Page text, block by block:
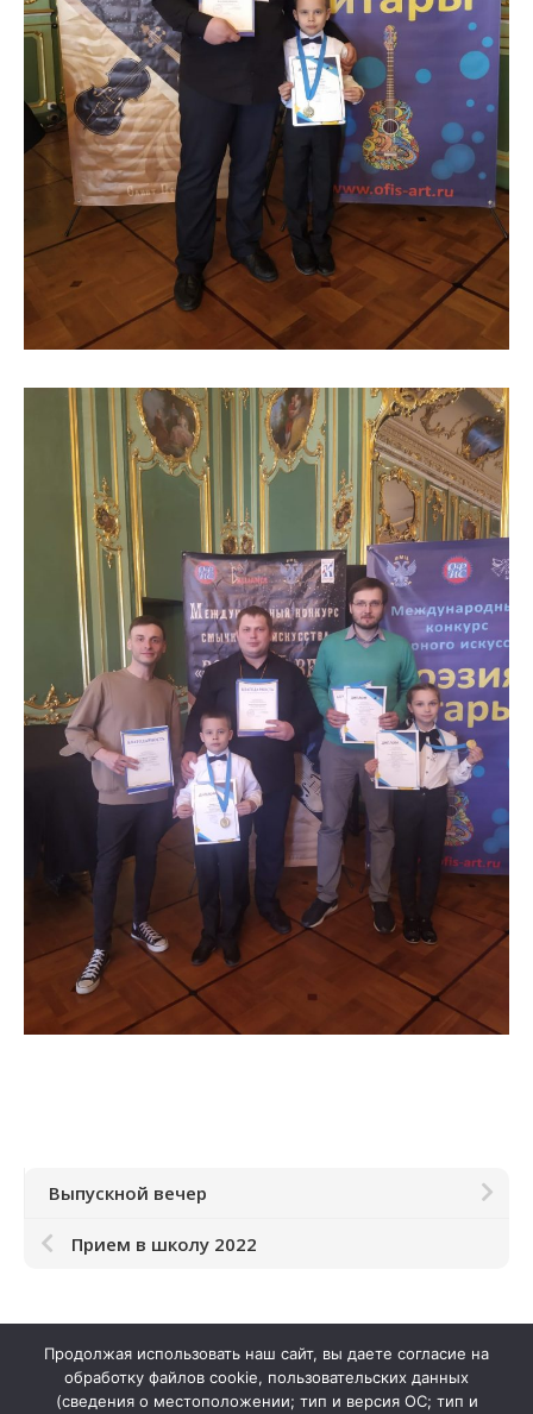
Выпускной вечер
Прием в школу 2022
Продолжая использовать наш сайт, вы даете согласие на
обработку файлов cookie, пользовательских данных
(сведения о местоположении; тип и версия ОС; тип и